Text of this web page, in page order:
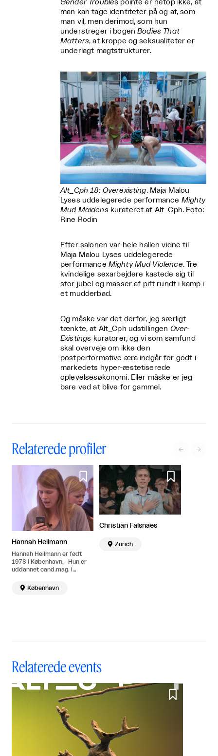
Gender Troubles pointe er netop ikke, at
man kan tage identiteter på og af, som
man vil, men derimod, som hun
understreger i bogenBodies That
Matters, at kroppe og seksualiteter er
underlagt magtstrukturer.
Alt_Cph 18: Overexisting. Maja Malou
Lyses uddelegerede performance Mighty
Mud Maidenskurateret af Alt_Cph. Foto:
Rine Rodin
Efter salonen var hele hallen vidne til
Maja Malou Lyses uddelegerede
performance Mighty Mud Violence. Tre
kvindelige sexarbejdere kastede sig til
stor jubel og masser af pift rundt i kamp i
et mudderbad.
Og måske var det derfor, jeg særligt
tænkte, at Alt_Cph udstillingen Over-
Existings kuratorer, og vi som samfund
skal overveje om ikke den
postperformative æra indgår for godt i
markedets hyper-æstetiserede
oplevelsesøkonomi. Eller måske er jeg
bare ved at blive for gammel.
Relaterede profiler  

Hannah Heilmann
Hannah Heilmann er født
1978 i København. Hun er
uddannet cand.mag. i
Københavns Universitet. Bor
 København

Christian Falsnaes
 Zürich
Relaterede events
